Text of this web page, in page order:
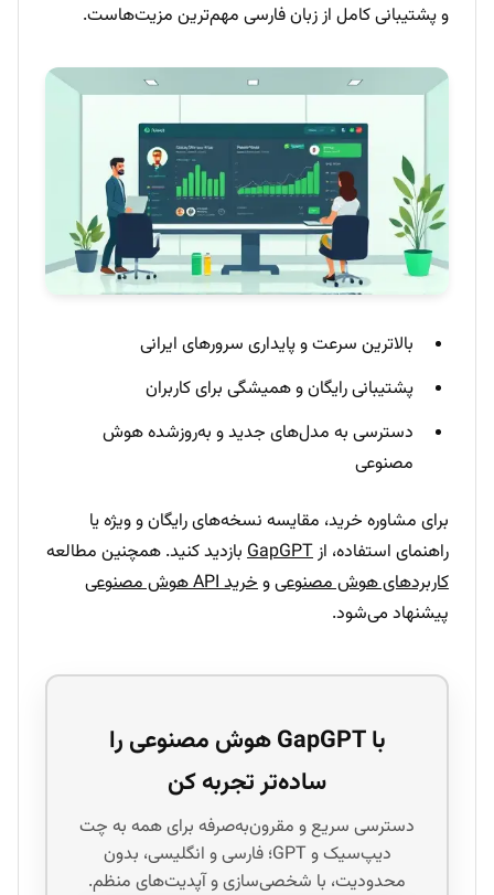
و پشتیبانی کامل از زبان فارسی مهم‌ترین مزیت‌هاست.
بالاترین سرعت و پایداری سرورهای ایرانی
پشتیبانی رایگان و همیشگی برای کاربران
دسترسی به مدل‌های جدید و به‌روزشده هوش
مصنوعی
برای مشاوره خرید، مقایسه نسخه‌های رایگان و ویژه یا
راهنمای استفاده، ازGapGPT بازدید کنید. همچنین مطالعه
کاربردهای هوش مصنوعیوخرید API هوش مصنوعی
پیشنهاد می‌شود.
با GapGPT هوش مصنوعی را
ساده‌تر تجربه کن
دسترسی سریع و مقرون‌به‌صرفه برای همه به چت
دیپ‌سیک و GPT؛ فارسی و انگلیسی، بدون
محدودیت، با شخصی‌سازی و آپدیت‌های منظم.